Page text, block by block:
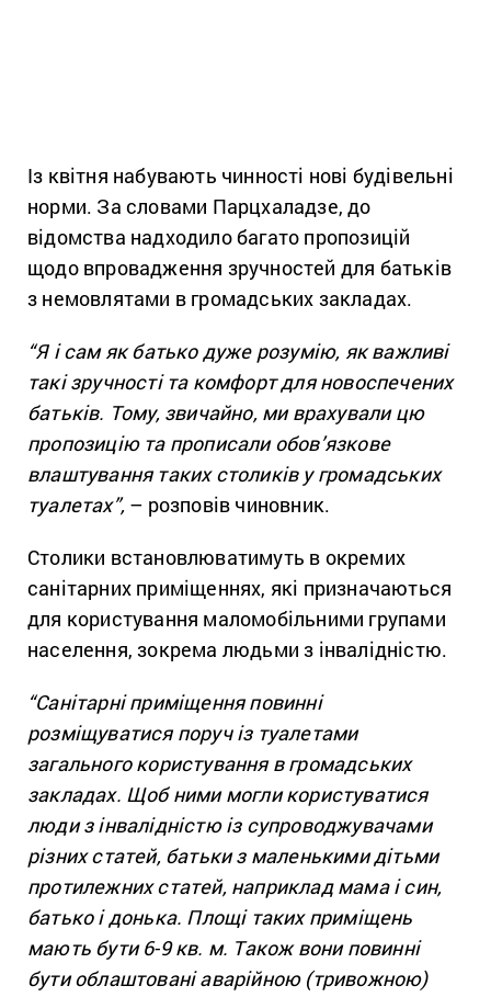
Із квітня набувають чинності нові будівельні
норми. За словами Парцхаладзе, до
відомства надходило багато пропозицій
щодо впровадження зручностей для батьків
з немовлятами в громадських закладах.
“Я і сам як батько дуже розумію, як важливі
такі зручності та комфорт для новоспечених
батьків. Тому, звичайно, ми врахували цю
пропозицію та прописали обов’язкове
влаштування таких столиків у громадських
туалетах”, – розповів чиновник.
Столики встановлюватимуть в окремих
санітарних приміщеннях, які призначаються
для користування маломобільними групами
населення, зокрема людьми з інвалідністю.
“Санітарні приміщення повинні
розміщуватися поруч із туалетами
загального користування в громадських
закладах. Щоб ними могли користуватися
люди з інвалідністю із супроводжувачами
різних статей, батьки з маленькими дітьми
протилежних статей, наприклад мама і син,
батько і донька. Площі таких приміщень
мають бути 6-9 кв. м. Також вони повинні
бути облаштовані аварійною (тривожною)